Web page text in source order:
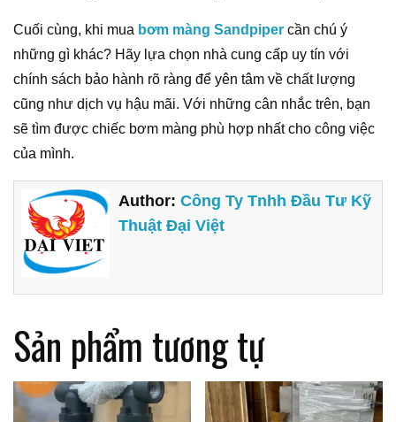
Cuối cùng, khi mua bơm màng Sandpiper cần chú ý
những gì khác? Hãy lựa chọn nhà cung cấp uy tín với
chính sách bảo hành rõ ràng để yên tâm về chất lượng
cũng như dịch vụ hậu mãi. Với những cân nhắc trên, bạn
sẽ tìm được chiếc bơm màng phù hợp nhất cho công việc
của mình.
Author:Công Ty Tnhh Đầu Tư Kỹ
Thuật Đại Việt
Sản phẩm tương tự